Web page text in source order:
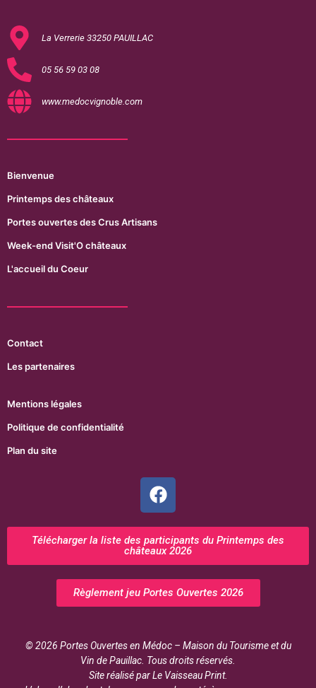
La Verrerie 33250 PAUILLAC
05 56 59 03 08
www.medocvignoble.com
Bienvenue
Printemps des châteaux
Portes ouvertes des Crus Artisans
Week-end Visit'O châteaux
L'accueil du Coeur
Contact
Les partenaires
Mentions légales
Politique de confidentialité
Plan du site
Télécharger la liste des participants du Printemps des
châteaux 2026
Règlement jeu Portes Ouvertes 2026
© 2026 Portes Ouvertes en Médoc – Maison du Tourisme et du
Vin de Pauillac. Tous droits réservés.
Site réalisé par Le Vaisseau Print.